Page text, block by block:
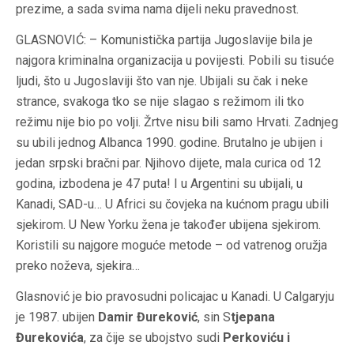
prezime, a sada svima nama dijeli neku pravednost.
GLASNOVIĆ: – Komunistička partija Jugoslavije bila je
najgora kriminalna organizacija u povijesti. Pobili su tisuće
ljudi, što u Jugoslaviji što van nje. Ubijali su čak i neke
strance, svakoga tko se nije slagao s režimom ili tko
režimu nije bio po volji. Žrtve nisu bili samo Hrvati. Zadnjeg
su ubili jednog Albanca 1990. godine. Brutalno je ubijen i
jedan srpski bračni par. Njihovo dijete, mala curica od 12
godina, izbodena je 47 puta! I u Argentini su ubijali, u
Kanadi, SAD-u… U Africi su čovjeka na kućnom pragu ubili
sjekirom. U New Yorku žena je također ubijena sjekirom.
Koristili su najgore moguće metode – od vatrenog oružja
preko noževa, sjekira…
Glasnović je bio pravosudni policajac u Kanadi. U Calgaryju
je 1987. ubijen Damir Đureković, sin Stjepana
Đurekovića, za čije se ubojstvo sudi Perkoviću i